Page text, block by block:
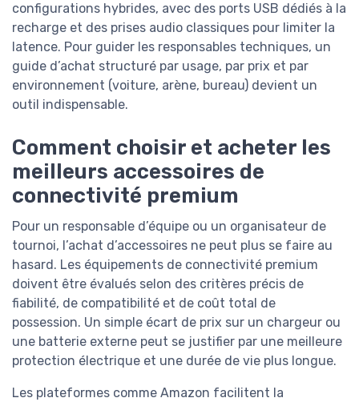
configurations hybrides, avec des ports USB dédiés à la
recharge et des prises audio classiques pour limiter la
latence. Pour guider les responsables techniques, un
guide d’achat structuré par usage, par prix et par
environnement (voiture, arène, bureau) devient un
outil indispensable.
Comment choisir et acheter les
meilleurs accessoires de
connectivité premium
Pour un responsable d’équipe ou un organisateur de
tournoi, l’achat d’accessoires ne peut plus se faire au
hasard. Les équipements de connectivité premium
doivent être évalués selon des critères précis de
fiabilité, de compatibilité et de coût total de
possession. Un simple écart de prix sur un chargeur ou
une batterie externe peut se justifier par une meilleure
protection électrique et une durée de vie plus longue.
Les plateformes comme Amazon facilitent la